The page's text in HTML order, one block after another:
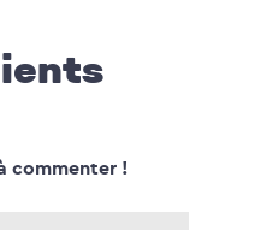
commenter !